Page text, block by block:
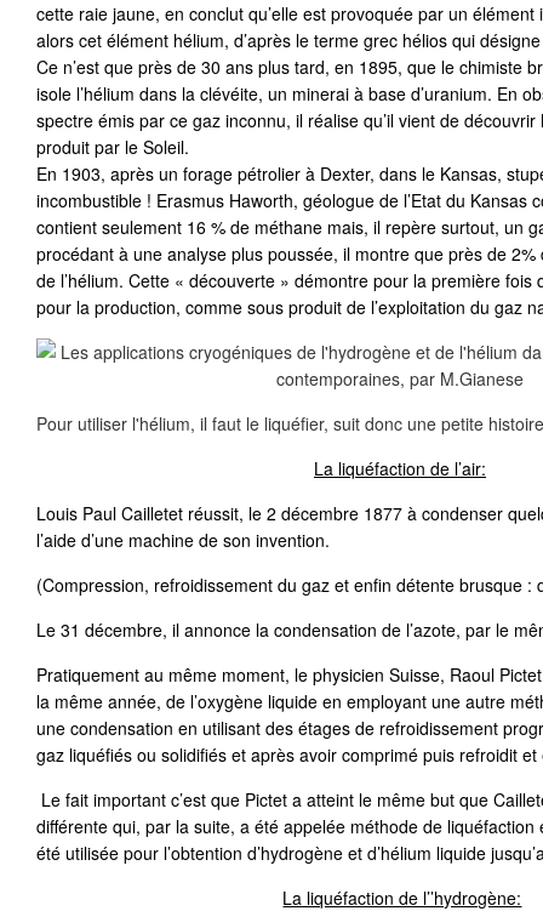
cette raie jaune, en conclut qu’elle est provoquée par un
alors cet élément hélium, d’après le terme grec hélios qui
Ce n’est que près de 30 ans plus tard, en 1895, que le chimiste
isole l’hélium dans la clévéite, un minerai à base d’uranium. En
spectre émis par ce gaz inconnu, il réalise qu’il vient de
produit par le Soleil.
En 1903, après un forage pétrolier à Dexter, dans le Kansas,
incombustible ! Erasmus Haworth, géologue de l’Etat du Kansas
contient seulement 16 % de méthane mais, il repère surtout, un
procédant à une analyse plus poussée, il montre que près de 2%
de l’hélium. Cette « découverte » démontre pour la première fois
pour la production, comme sous produit de l’exploitation du gaz
Pour utiliser l'hélium, il faut le liquéfier, suit donc une petite
La liquéfaction de l’air:
Louis Paul Cailletet réussit, le 2 décembre 1877 à condenser
l’aide d’une machine de son invention.
(Compression, refroidissement du gaz et enfin détente brusque :
Le 31 décembre, il annonce la condensation de l’azote, par le
Pratiquement au même moment, le physicien Suisse, Raoul
la même année, de l’oxygène liquide en employant une autre
une condensation en utilisant des étages de refroidissement
gaz liquéfiés ou solidifiés et après avoir comprimé puis refroidit
Le fait important c’est que Pictet a atteint le même but que
différente qui, par la suite, a été appelée méthode de
été utilisée pour l’obtention d’hydrogène et d’hélium liquide
La liquéfaction de l’’hydrogène: